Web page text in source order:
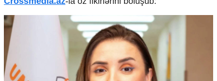
Cəmiyyət
Crossmedia.az - 1 yaş
Məhkəmə və hüquq
Gənclər və İdman